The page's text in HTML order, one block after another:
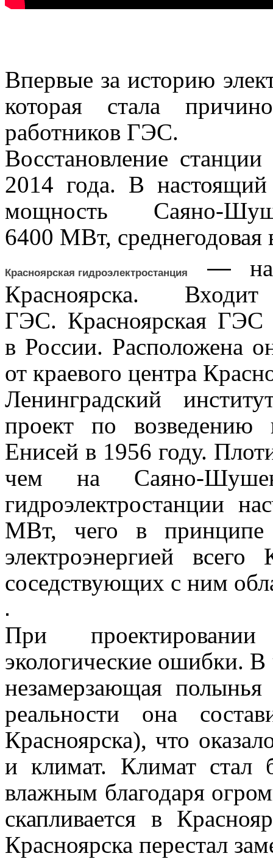
Впервые за историю
которая стала
работников ГЭС.
Восстановление
2014 года. В
мощность Саяно-
6400 МВт, среднегодовая
Красноярская гидроэлектростанция —
Красноярска.
ГЭС. Красноярская ГЭС
в России. Расположена
от краевого центра Крас
Ленинградский
проект по возведению
Енисей в 1956 году.
чем на Саяно-
гидроэлектростанции
МВт, чего в принципе
электроэнергией
соседствующих с ним
При
экологические ошибки. В
незамерзающая
реальности она
Красноярска), что
и климат. Климат стал
влажным благодаря
скапливается в
Красноярска перестал